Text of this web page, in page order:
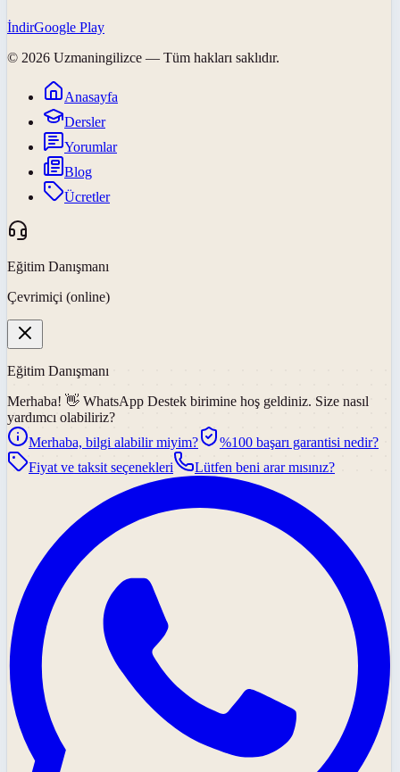
İndirGoogle Play
© 2026 Uzmaningilizce — Tüm hakları saklıdır.
Anasayfa
Dersler
Yorumlar
Blog
Ücretler
Eğitim Danışmanı
Çevrimiçi (online)
Eğitim Danışmanı
Merhaba! 👋 WhatsApp Destek birimine hoş geldiniz. Size nasıl
yardımcı olabiliriz?
Merhaba, bilgi alabilir miyim?
%100 başarı garantisi nedir?
Fiyat ve taksit seçenekleri
Lütfen beni arar mısınız?